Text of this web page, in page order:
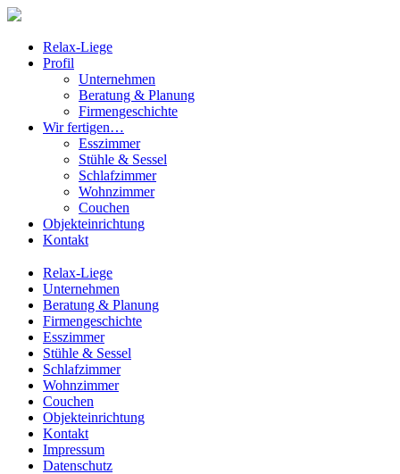
Relax-Liege
Profil
Unternehmen
Beratung & Planung
Firmengeschichte
Wir fertigen…
Esszimmer
Stühle & Sessel
Schlafzimmer
Wohnzimmer
Couchen
Objekteinrichtung
Kontakt
Relax-Liege
Unternehmen
Beratung & Planung
Firmengeschichte
Esszimmer
Stühle & Sessel
Schlafzimmer
Wohnzimmer
Couchen
Objekteinrichtung
Kontakt
Impressum
Datenschutz